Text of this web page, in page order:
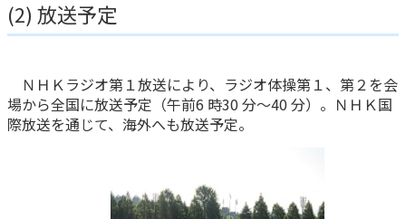
(2) 放送予定
ＮＨＫラジオ第１放送により、ラジオ体操第１、第２を会
場から全国に放送予定（午前6 時30 分～40 分）。ＮＨＫ国
際放送を通じて、海外へも放送予定。